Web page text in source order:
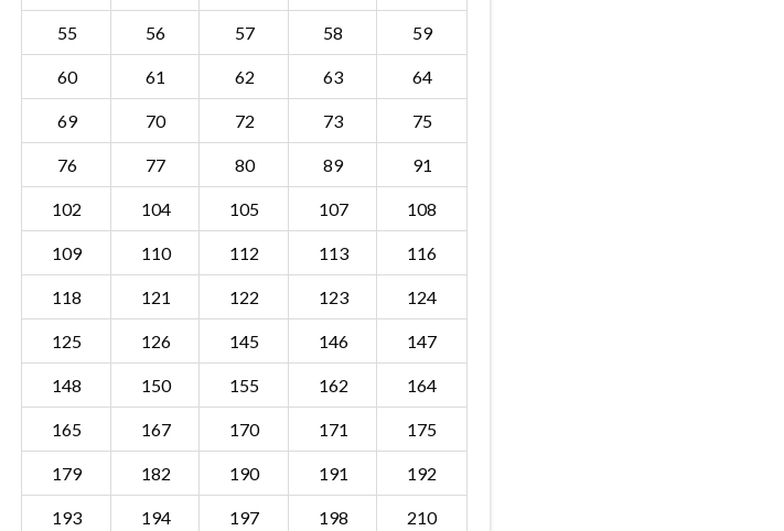
55 56 57 58 59
60 61 62 63 64
69 70 72 73 75
76 77 80 89 91
102 104 105 107 108
109 110 112 113 116
118 121 122 123 124
125 126 145 146 147
148 150 155 162 164
165 167 170 171 175
179 182 190 191 192
193 194 197 198 210